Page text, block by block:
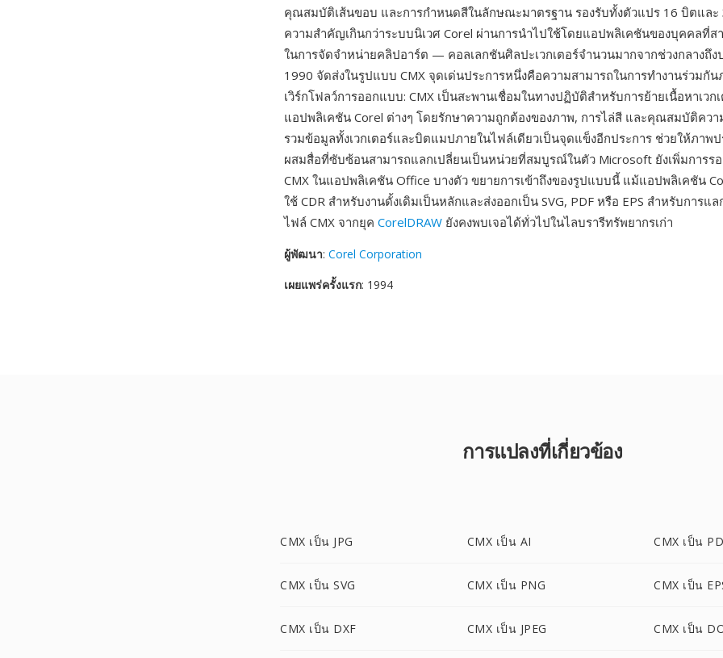
คุณสมบัติเส้นขอบ และการกำหนดสีในลักษณะมาตรฐาน รองรับทั้งตัวแปร 16 บิตและ
ความสำคัญเกินกว่าระบบนิเวศ Corel ผ่านการนำไปใช้โดยแอปพลิเคชันของบุคคลที่
ในการจัดจำหน่ายคลิปอาร์ต — คอลเลกชันศิลปะเวกเตอร์จำนวนมากจากช่วงกลางถึง
1990 จัดส่งในรูปแบบ CMX จุดเด่นประการหนึ่งคือความสามารถในการทำงานร่วมกัน
เวิร์กโฟลว์การออกแบบ: CMX เป็นสะพานเชื่อมในทางปฏิบัติสำหรับการย้ายเนื้อหาเวก
แอปพลิเคชัน Corel ต่างๆ โดยรักษาความถูกต้องของภาพ, การไล่สี และคุณสมบัติควา
รวมข้อมูลทั้งเวกเตอร์และบิตแมปภายในไฟล์เดียวเป็นจุดแข็งอีกประการ ช่วยให้ภาพ
ผสมสื่อที่ซับซ้อนสามารถแลกเปลี่ยนเป็นหน่วยที่สมบูรณ์ในตัว Microsoft ยังเพิ่มการรอ
CMX ในแอปพลิเคชัน Office บางตัว ขยายการเข้าถึงของรูปแบบนี้ แม้แอปพลิเคชัน
ใช้ CDR สำหรับงานดั้งเดิมเป็นหลักและส่งออกเป็น SVG, PDF หรือ EPS สำหรับการแ
ไฟล์ CMX จากยุค CorelDRAW ยังคงพบเจอได้ทั่วไปในไลบรารีทรัพยากรเก่า
ผู้พัฒนา: Corel Corporation
เผยแพร่ครั้งแรก: 1994
การแปลงที่เกี่ยวข้อง
CMX เป็น JPG CMX เป็น AI CMX เป็น
CMX เป็น SVG CMX เป็น PNG CMX เป็น
CMX เป็น DXF CMX เป็น JPEG CMX เป็น